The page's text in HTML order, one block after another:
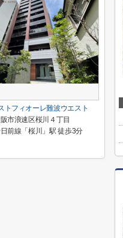
トフィオーレ難波ウエスト
市浪速区桜川４丁目
前線「桜川」駅 徒歩3分